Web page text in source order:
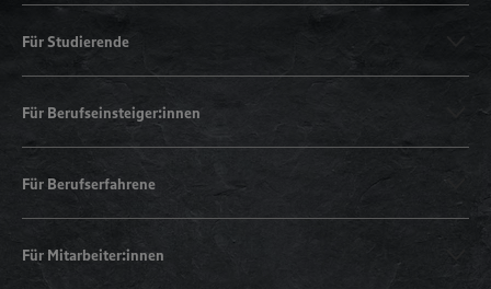
Für Studierende
Für Berufseinsteiger:innen
Für Berufserfahrene
Für Mitarbeiter:innen